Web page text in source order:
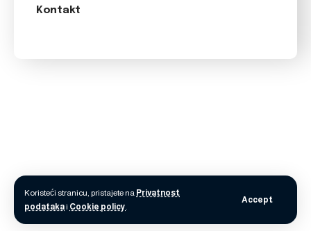
Koristeći stranicu, pristajete na Privatnost
podatakai Cookie policy.
Accept
Kontakt